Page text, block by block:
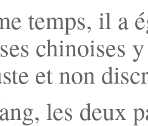
temps, il a
chinoises
et non
les deux